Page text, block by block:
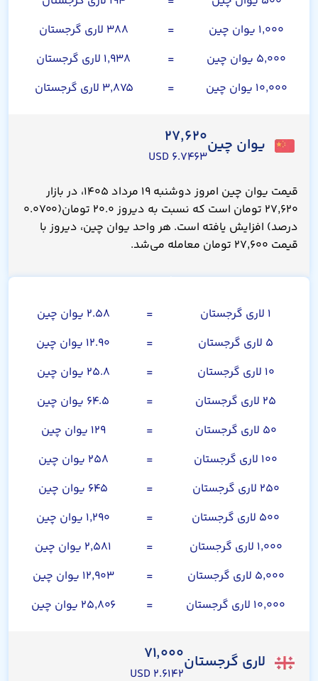
۱,۰۰۰ یوان چین
=
۳۸۸ لاری گرجستان
۵,۰۰۰ یوان چین
=
۱,۹۳۸ لاری گرجستان
۱۰,۰۰۰ یوان چین
= ۳,۸۷۵ لاری گرجستان
یوان چین۲۷,۶۲۰
۶.۷۴۶۳ USD
قیمت یوان چین امروز دوشنبه ۱۹ مرداد ۱۴۰۵، در بازار
۲۷,۶۲۰ تومان است که نسبت به دیروز ۲۰.۰ تومان(۰.۰۷۰۰
درصد) افزایش یافته است. هر واحد یوان چین، دیروز با
قیمت ۲۷,۶۰۰ تومان معامله می‌شد.
۱ لاری گرجستان =
۲.۵۸ یوان چین
۵ لاری گرجستان
=
۱۲.۹۰ یوان چین
۱۰ لاری گرجستان
=
۲۵.۸ یوان چین
۲۵ لاری گرجستان
=
۶۴.۵ یوان چین
۵۰ لاری گرجستان
=
۱۲۹ یوان چین
۱۰۰ لاری گرجستان
=
۲۵۸ یوان چین
۲۵۰ لاری گرجستان
=
۶۴۵ یوان چین
۵۰۰ لاری گرجستان
=
۱,۲۹۰ یوان چین
۱,۰۰۰ لاری گرجستان
=
۲,۵۸۱ یوان چین
۵,۰۰۰ لاری گرجستان
=
۱۲,۹۰۳ یوان چین
۱۰,۰۰۰ لاری گرجستان
= ۲۵,۸۰۶ یوان چین
لاری گرجستان۷۱,۰۰۰
۲.۶۱۴۲ USD